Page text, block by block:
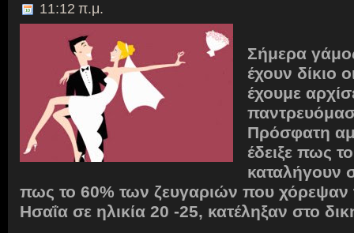
11:12 π.μ.
Σήμερα
έχουν δίκιο
έχουμε
Πρόσφατη
έδειξε πως
καταλήγουν
πως το 60% των ζευγαριών που χόρεψαν
Ησαΐα σε ηλικία 20 -25, κατέληξαν στο